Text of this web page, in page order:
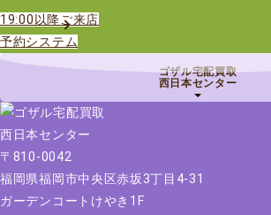
19:00以降ご来店
予約システム
ゴザル宅配買取
西日本センター
〒810-0042
福岡県福岡市中央区赤坂3丁目4-31
ガーデンコートけやき1F